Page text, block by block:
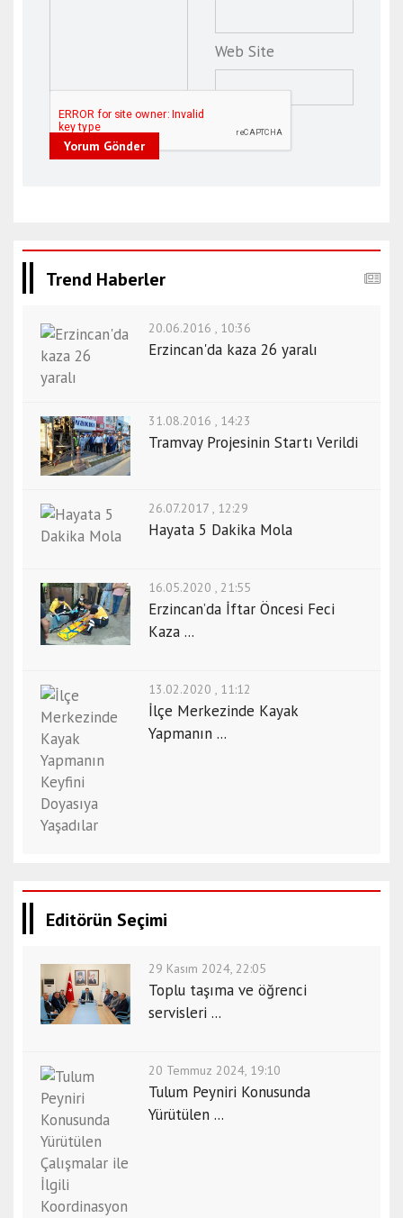
Web Site
Yorum Gönder
Trend Haberler
20.06.2016 , 10:36
Erzincan'da kaza 26 yaralı
31.08.2016 , 14:23
Tramvay Projesinin Startı Verildi
26.07.2017 , 12:29
Hayata 5 Dakika Mola
16.05.2020 , 21:55
Erzincan’da İftar Öncesi Feci
Kaza ...
13.02.2020 , 11:12
İlçe Merkezinde Kayak
Yapmanın ...
Editörün Seçimi
29 Kasım 2024, 22:05
Toplu taşıma ve öğrenci
servisleri ...
20 Temmuz 2024, 19:10
Tulum Peyniri Konusunda
Yürütülen ...